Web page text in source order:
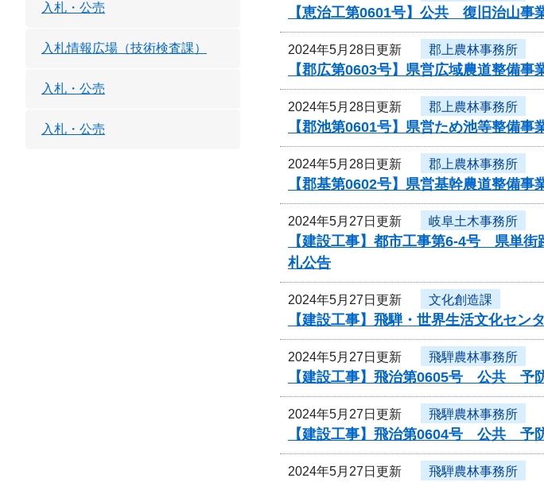
【恵治工第0601号】公共 復旧治山
2024年5月28日更新 郡上農林事務所
【郡広第0603号】県営広域農道整備
2024年5月28日更新 郡上農林事務所
【郡池第0601号】県営ため池等整備
2024年5月28日更新 郡上農林事務所
【郡基第0602号】県営基幹農道整備
2024年5月27日更新 岐阜土木事務所
【建設工事】都市工事第6-4号 県単街
札公告
2024年5月27日更新 文化創造課
【建設工事】飛騨・世界生活文化セ
2024年5月27日更新 飛騨農林事務所
【建設工事】飛治第0605号 公共 予
2024年5月27日更新 飛騨農林事務所
【建設工事】飛治第0604号 公共 予
2024年5月27日更新 飛騨農林事務所
入札・公売
入札情報広場（技術検査課）
入札・公売
入札・公売